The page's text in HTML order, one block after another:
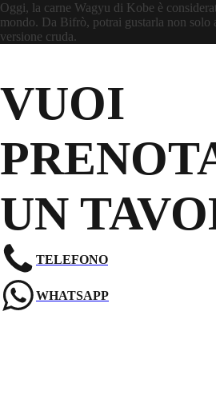
Oggi, la carne Wagyu di Kobe è
mondo. Da Bifrò, potrai gustarla non solo
versione cruda.
VUOI
UN
TELEFONO
WHATSAPP